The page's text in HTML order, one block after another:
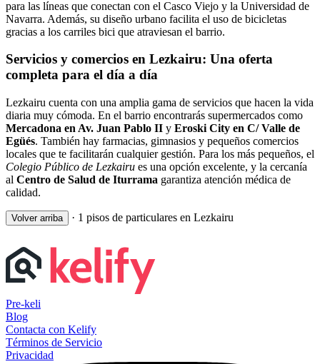
para las líneas que conectan con el Casco Viejo y la Universidad de
Navarra. Además, su diseño urbano facilita el uso de bicicletas
gracias a los carriles bici que atraviesan el barrio.
Servicios y comercios en Lezkairu: Una oferta
completa para el día a día
Lezkairu cuenta con una amplia gama de servicios que hacen la vida
diaria muy cómoda. En el barrio encontrarás supermercados como
Mercadona en Av. Juan Pablo II y Eroski City en C/ Valle de
Egüés. También hay farmacias, gimnasios y pequeños comercios
locales que te facilitarán cualquier gestión. Para los más pequeños, el
Colegio Público de Lezkairu es una opción excelente, y la cercanía
al Centro de Salud de Iturrama garantiza atención médica de
calidad.
Volver arriba · 1 pisos de particulares en Lezkairu
Pre-keli
Blog
Contacta con Kelify
Términos de Servicio
Privacidad